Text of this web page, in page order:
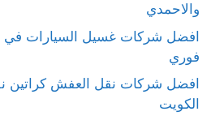
والاحمدي
افضل شركات غسيل السيارات في
فوري
افضل شركات نقل العفش
الكويت